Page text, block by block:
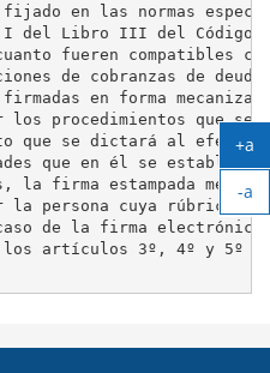
en las normas
del Libro III del Código
fueren compatibles
de cobranzas de
en forma
los procedimientos que se
que se dictará al efecto,
que en él se
firma estampada
la persona cuya rúbrica
de la firma electrónica
artículos 3º, 4º y 5º
+a
-a